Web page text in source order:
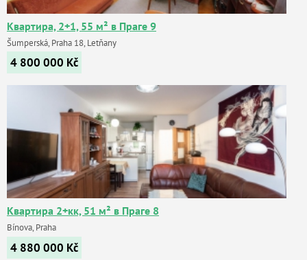
Квартира, 2+1, 55 м² в Праге 9
Šumperská, Praha 18, Letňany
4 800 000 Kč
Квартира 2+кк, 51 м² в Праге 8
Bínova, Praha
4 880 000 Kč